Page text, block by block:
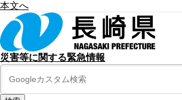
本文へ
災害等に関する緊急情報